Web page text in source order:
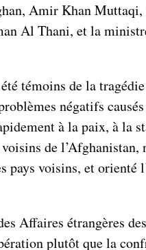
Amir Khan
Al Thani, et la
témoins de la
négatifs
à la paix, à la
de
voisins, et
Affaires étrangères
plutôt que la